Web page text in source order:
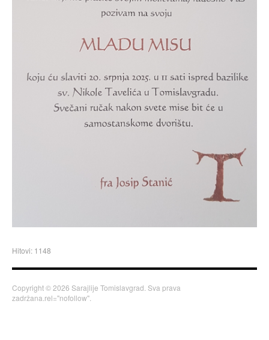
Hitovi: 1148
Copyright © 2026 Sarajlije Tomislavgrad. Sva prava
zadržana.rel="nofollow".